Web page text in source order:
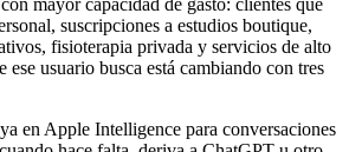
mayor capacidad de gasto: clientes que
suscripciones a estudios boutique,
fisioterapia privada y servicios de alto
ese usuario busca está cambiando con tres
en Apple Intelligence para conversaciones